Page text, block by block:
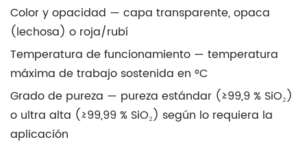
Color y opacidad — capa transparente, opaca
(lechosa) o roja/rubí
Temperatura de funcionamiento — temperatura
máxima de trabajo sostenida en °C
Grado de pureza — pureza estándar (≥99,9 % SiO₂)
o ultra alta (≥99,99 % SiO₂) según lo requiera la
aplicación